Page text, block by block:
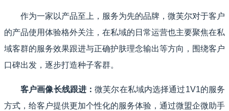
作为一家以产品至上，服务为先的品牌，微芙尔对于客户
的产品使用体验格外关注，在私域的日常运营也主要聚焦在私
域客群的服务效果跟进与正确护肤理念输出等方向，围绕客户
口碑出发，逐步打造种子客群。
客户画像长线跟进：微芙尔在私域内选择通过1V1的服务
方式，给客户提供更加个性化的服务体验，通过微盟企微助手